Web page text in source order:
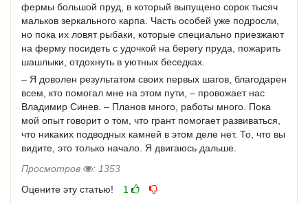
фермы большой пруд, в который выпущено сорок тысяч
мальков зеркального карпа. Часть особей уже подросли,
но пока их ловят рыбаки, которые специально приезжают
на ферму посидеть с удочкой на берегу пруда, пожарить
шашлыки, отдохнуть в уютных беседках.
– Я доволен результатом своих первых шагов, благодарен
всем, кто помогал мне на этом пути, – провожает нас
Владимир Синев. – Планов много, работы много. Пока
мой опыт говорит о том, что грант помогает развиваться,
что никаких подводных камней в этом деле нет. То, что вы
видите, это только начало. Я двигаюсь дальше.
Просмотров
: 1353
Оцените эту статью!
1